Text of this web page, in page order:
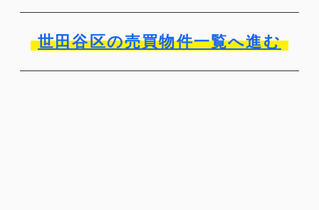
世田谷区の売買物件一覧へ進む